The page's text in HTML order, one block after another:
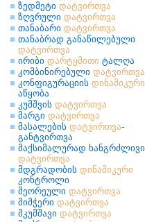
ზედმეტი დატვირთვა
ზღვრული დატვირთვა
თანაბარი დატვირთვა
თანაბრად განაწილებული
დატვირთვა
ირიბი დარტყმითი ტალღა
კომბინირებული დატვირთვა
კონფიგურაციის დინამიკური
აწყობა
კუმშვის დატვირთვა
მარგი დატვირთვა
მასალების დატვირთვა-
განტვირთვა
მაქსიმალურად ხანგრძლივი
დატვირთვა
მდგრადობის დინამიკური
კონტროლი
მეორეული დატვირთვა
მიმჭერი დატვირთვა
მკუმშავი დატვირთვა